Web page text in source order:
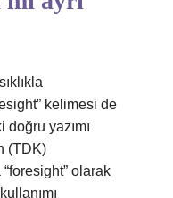
kelimesi de
yazımı
(TDK)
“foresight” olarak